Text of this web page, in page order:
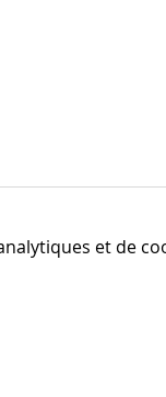
et de